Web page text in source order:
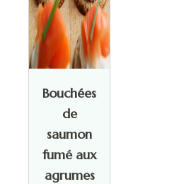
Bouchées
de
saumon
fumé aux
agrumes